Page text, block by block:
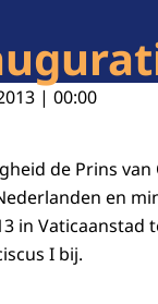
| 00:00
de Prins
en
in Vaticaanstad
I bij.